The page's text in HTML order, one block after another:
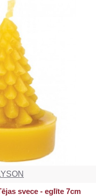
svece - eglīte 7cm